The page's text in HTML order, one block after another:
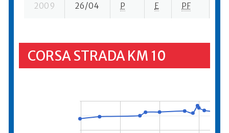
2009 26/04 P E PF
CORSA STRADA KM 10